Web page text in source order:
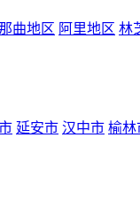
那曲地区 阿里地区 林
延安市 汉中市 榆林